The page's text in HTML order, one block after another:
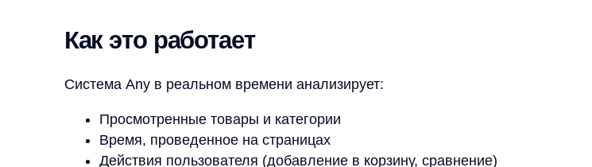
Клиенты Any получают впечатляющие результаты:
+3%
к общей выручке
интернет-магазина
умным кросс-селлам